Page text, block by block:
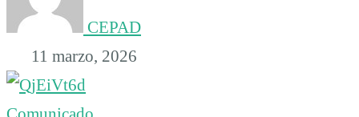
CEPAD
11 marzo, 2026